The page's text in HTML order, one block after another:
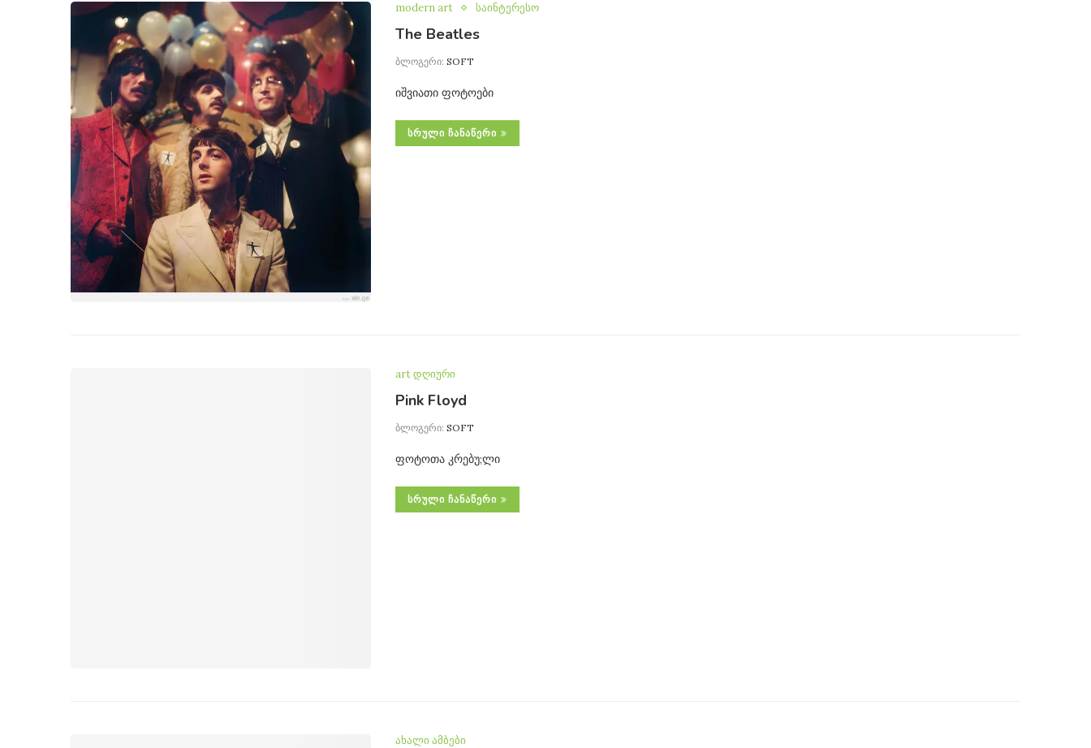
modern art საინტერესო
The Beatles
ბლოგერი: SOFT
იშვიათი ფოტოები
ᲡᲠᲣᲚᲘ ᲩᲐᲜᲐᲬᲔᲠᲘ
art დღიური
Pink Floyd
ბლოგერი: SOFT
ფოტოთა კრებუ;ლი
ᲡᲠᲣᲚᲘ ᲩᲐᲜᲐᲬᲔᲠᲘ
ახალი ამბები